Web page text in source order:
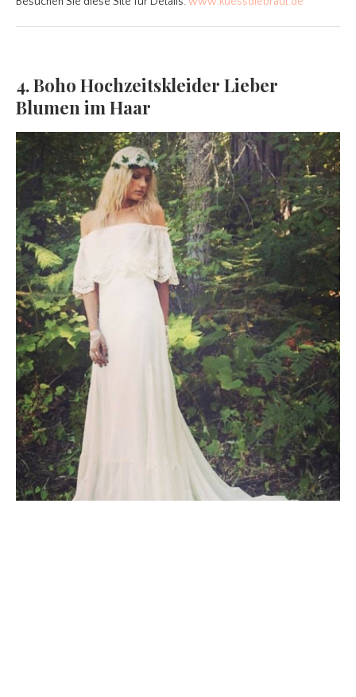
4. Boho Hochzeitskleider Lieber
Blumen im Haar